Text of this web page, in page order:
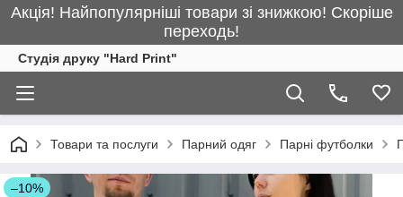
Акція! Найпопулярніші товари зі знижкою! Скоріше
переходь!
Студія друку "Hard Print"
Товари та послуги Парний одяг Парні футболки
–10%